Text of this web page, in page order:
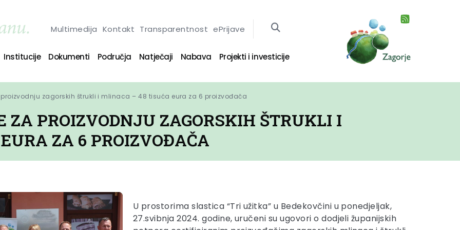
Multimedija Kontakt Transparentnost ePrijave
Institucije Dokumenti Područja Natječaji Nabava Projekti i investicije
zagorskih štrukli i mlinaca – 48 tisuća eura za 6 proizvođača
ZA PROIZVODNJU ZAGORSKIH ŠTRUKLI I
ZA 6 PROIZVOĐAČA
U prostorima slastica “Tri užitka” u Bedekovčini u ponedjeljak,
27.svibnja 2024. godine, uručeni su ugovori o dodjeli županijskih